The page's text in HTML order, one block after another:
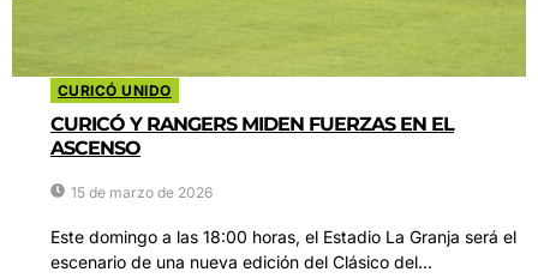
CURICÓ UNIDO
CURICÓ Y RANGERS MIDEN FUERZAS EN EL
ASCENSO
15 de marzo de 2026
Este domingo a las 18:00 horas, el Estadio La Granja será el
escenario de una nueva edición del Clásico del...